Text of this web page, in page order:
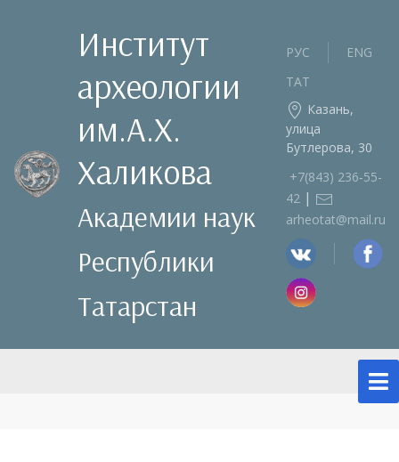
Институт
археологии
им.А.Х.
Халикова
Академии наук
Республики
Татарстан
РУС
ENG
ТАТ
Казань,
улица
Бутлерова, 30
+7(843) 236‑55-
42 |
arheotat@mail.ru